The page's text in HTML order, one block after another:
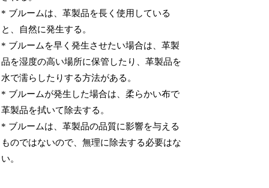
* ブルームは、革製品を長く使用している
と、自然に発生する。
* ブルームを早く発生させたい場合は、革製
品を湿度の高い場所に保管したり、革製品を
水で濡らしたりする方法がある。
* ブルームが発生した場合は、柔らかい布で
革製品を拭いて除去する。
* ブルームは、革製品の品質に影響を与える
ものではないので、無理に除去する必要はな
い。